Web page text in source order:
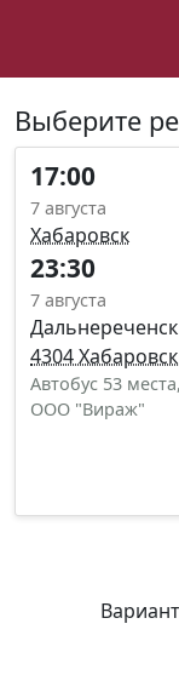
Выберите
17:00
7 августа
Хабаровск
23:30
7 августа
Дальнереченск
4304
Автобус 53
ООО "Вираж"